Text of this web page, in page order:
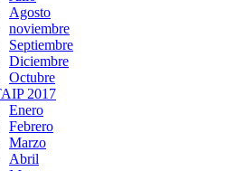
Agosto
noviembre
Septiembre
Diciembre
Octubre
2017
Enero
Febrero
Marzo
Abril